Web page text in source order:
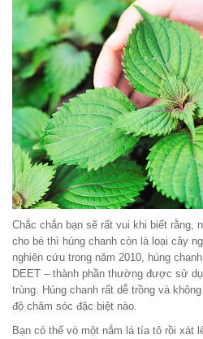
Chắc chắn bạn sẽ rất vui khi biết rằng,
cho bé thì húng chanh còn là loại cây
nghiên cứu trong năm 2010, húng
DEET – thành phần thường được sử
trùng. Húng chanh rất dễ trồng và
độ chăm sóc đặc biệt nào.
Bạn có thể vò một nắm lá tía tô rồi xát